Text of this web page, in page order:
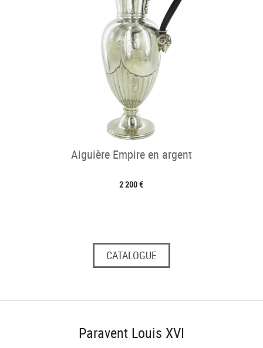
Aiguière Empire en argent
2 200 €
CATALOGUE
Paravent Louis XVI